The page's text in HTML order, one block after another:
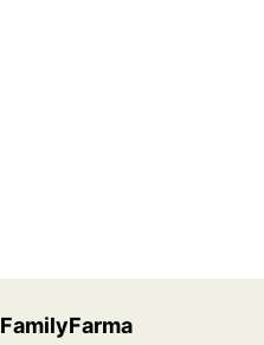
FamilyFarma